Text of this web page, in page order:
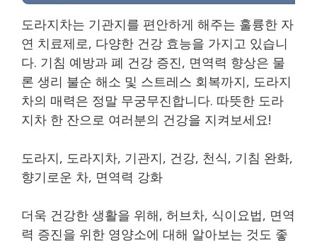
도라지차는 기관지를 편안하게 해주는 훌륭한 자
연 치료제로, 다양한 건강 효능을 가지고 있습니
다. 기침 예방과 폐 건강 증진, 면역력 향상은 물
론 생리 불순 해소 및 스트레스 회복까지, 도라지
차의 매력은 정말 무궁무진합니다. 따뜻한 도라
지차 한 잔으로 여러분의 건강을 지켜보세요!
도라지, 도라지차, 기관지, 건강, 천식, 기침 완화,
향기로운 차, 면역력 강화
더욱 건강한 생활을 위해, 허브차, 식이요법, 면역
력 증진을 위한 영양소에 대해 알아보는 것도 좋